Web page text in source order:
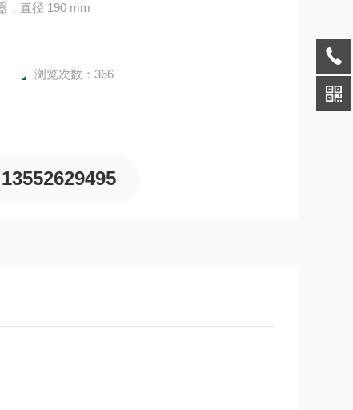
，直径 190 mm
浏览次数：366
13552629495